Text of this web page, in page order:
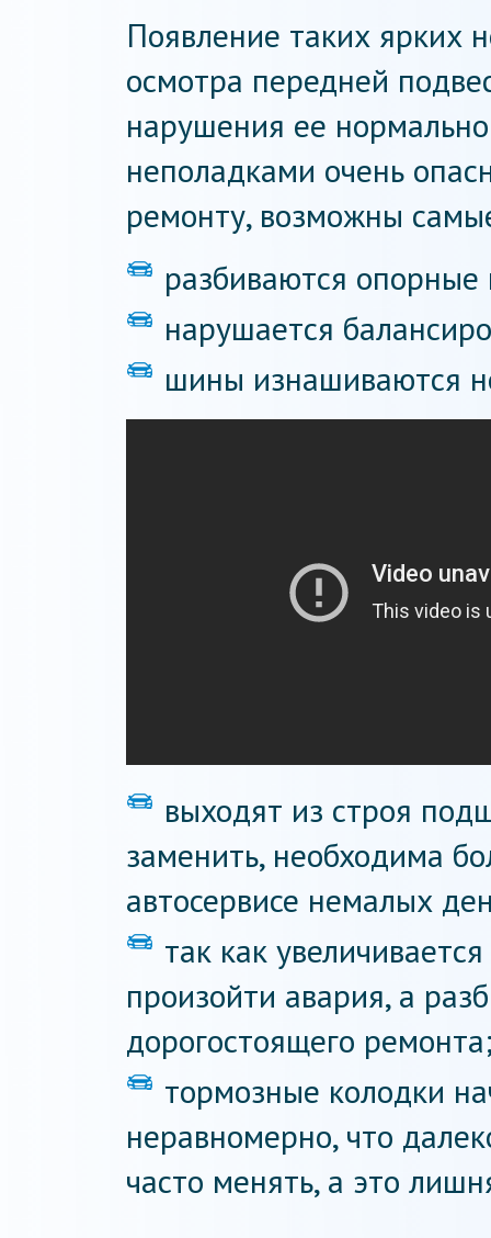
Появление таких ярких
осмотра передней
нарушения ее
неполадками очень
ремонту, возможны
разбиваются
нарушается
шины изнашиваются
выходят из строя
заменить, необходима
автосервисе немалых
так как
произойти авария, а
дорогостоящего
тормозные колодки
неравномерно, что
часто менять, а это